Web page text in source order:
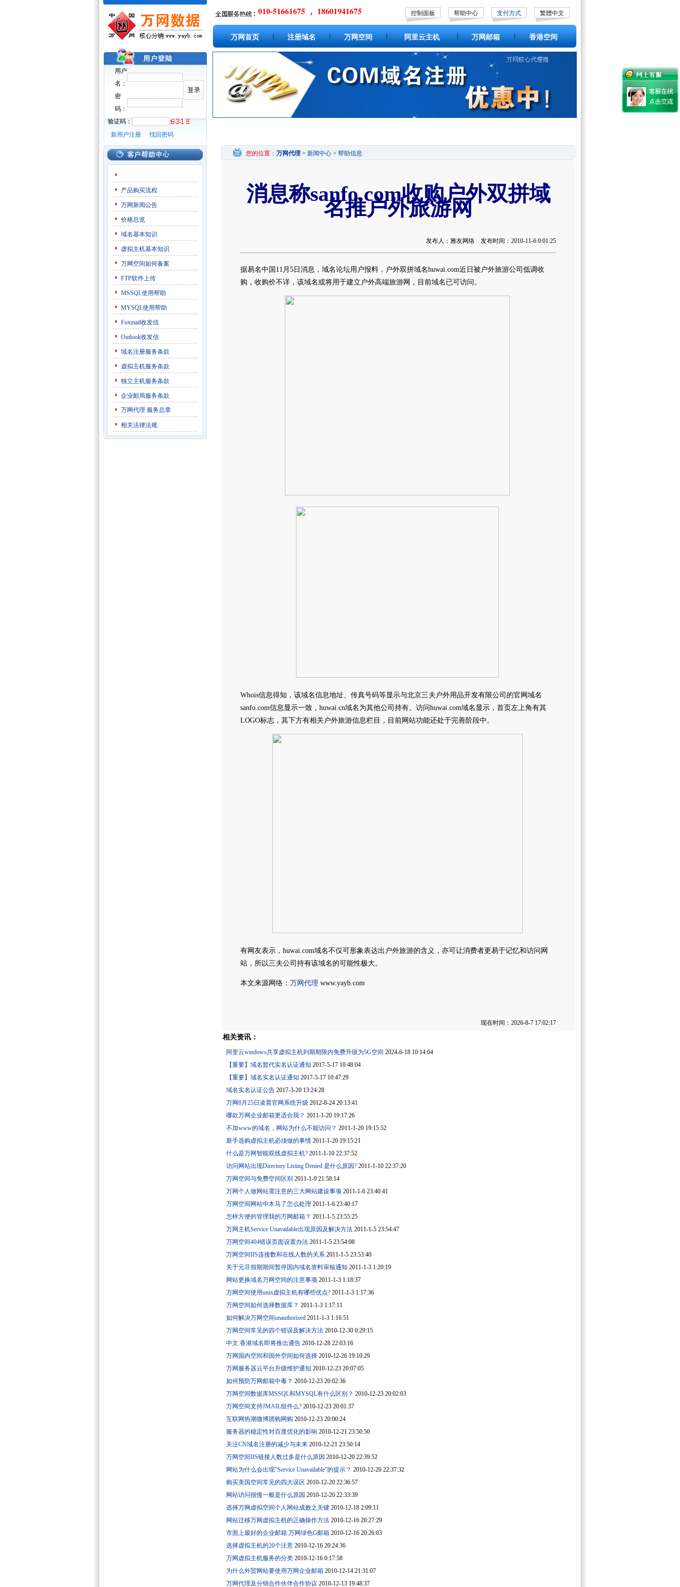
用户
名：
密
码：
验证码：
新用户注册
找回密码
010-51661675 ， 18601941675 控制面板 帮助中心 支付方式 繁體中文
万网首页 注册域名 万网空间 阿里云主机 万网邮箱 香港空间
产品购买流程
万网新闻公告
价格总览
域名基本知识
虚拟主机基本知识
万网空间如何备案
FTP软件上传
MSSQL使用帮助
MYSQL使用帮助
Foxmail收发信
Outlook收发信
域名注册服务条款
虚拟主机服务条款
独立主机服务条款
企业邮局服务条款
万网代理 服务总章
相关法律法规
您的位置： 万网代理 > 新闻中心 > 帮助信息
消息称sanfo.com收购户外双拼域
名推户外旅游网
发布人：雅友网络 发布时间：2010-11-6 0:01:25
据易名中国11月5日消息，域名论坛用户报料，户外双拼域名huwai.com近日被户外旅游公司低调收
购，收购价不详，该域名或将用于建立户外高端旅游网，目前域名已可访问。
Whois信息得知，该域名信息地址、传真号码等显示与北京三夫户外用品开发有限公司的官网域名
sanfo.com信息显示一致，huwai.cn域名为其他公司持有。访问huwai.com域名显示，首页左上角有其
LOGO标志，其下方有相关户外旅游信息栏目，目前网站功能还处于完善阶段中。
有网友表示，huwai.com域名不仅可形象表达出户外旅游的含义，亦可让消费者更易于记忆和访问网
站，所以三夫公司持有该域名的可能性极大。
本文来源网络： 万网代理 www.yayb.com
现在时间：2026-8-7 17:02:17
相关资讯：
阿里云windows共享虚拟主机到期期限内免费升级为5G空间 2024-6-18 10:14:04
【重要】域名暂代实名认证通知 2017-5-17 10:48:04
【重要】域名实名认证通知 2017-5-17 10:47:29
域名实名认证公告 2017-3-20 13:24:28
万网8月25日凌晨官网系统升级 2012-8-24 20:13:41
哪款万网企业邮箱更适合我？ 2011-1-20 19:17:26
不加www的域名，网站为什么不能访问？ 2011-1-20 19:15:52
新手选购虚拟主机必须做的事情 2011-1-20 19:15:21
什么是万网智能双线虚拟主机? 2011-1-10 22:37:52
访问网站出现Directory Listing Denied 是什么原因? 2011-1-10 22:37:20
万网空间与免费空间区别 2011-1-9 21:58:14
万网个人做网站需注意的三大网站建设事项 2011-1-6 23:40:41
万网空间网站中木马了怎么处理 2011-1-6 23:40:17
怎样方便的管理我的万网邮箱？ 2011-1-5 23:55:25
万网主机Service Unavailable出现原因及解决方法 2011-1-5 23:54:47
万网空间404错误页面设置办法 2011-1-5 23:54:08
万网空间IIS连接数和在线人数的关系 2011-1-5 23:53:40
关于元旦假期期间暂停国内域名资料审核通知 2011-1-3 1:20:19
网站更换域名万网空间的注意事项 2011-1-3 1:18:37
万网空间使用unix虚拟主机有哪些优点? 2011-1-3 1:17:36
万网空间如何选择数据库？ 2011-1-3 1:17:11
如何解决万网空间unauthorised 2011-1-3 1:16:51
万网空间常见的四个错误及解决方法 2010-12-30 0:29:15
中文.香港域名即将推出通告 2010-12-28 22:03:16
万网国内空间和国外空间如何选择 2010-12-26 19:10:29
万网服务器云平台升级维护通知 2010-12-23 20:07:05
如何预防万网邮箱中毒？ 2010-12-23 20:02:36
万网空间数据库MSSQL和MYSQL有什么区别？ 2010-12-23 20:02:03
万网空间支持JMAIL组件么? 2010-12-23 20:01:37
互联网热潮微博团购网购 2010-12-23 20:00:24
服务器的稳定性对百度优化的影响 2010-12-21 23:50:50
关注CN域名注册的减少与未来 2010-12-21 23:50:14
万网空间IIS链接人数过多是什么原因 2010-12-20 22:39:52
网站为什么会出现“Service Unavailable”的提示？ 2010-12-20 22:37:32
购买美国空间常见的四大误区 2010-12-20 22:36:57
网站访问很慢一般是什么原因 2010-12-20 22:33:39
选择万网虚拟空间个人网站成败之关键 2010-12-18 2:09:11
网站迁移万网虚拟主机的正确操作方法 2010-12-16 20:27:29
市面上最好的企业邮箱:万网绿色G邮箱 2010-12-16 20:26:03
选择虚拟主机的20个注意 2010-12-16 20:24:36
万网虚拟主机服务的分类 2010-12-16 0:17:58
为什么外贸网站要使用万网企业邮箱 2010-12-14 21:31:07
万网代理及分销合作伙伴合作协议 2010-12-13 19:48:37